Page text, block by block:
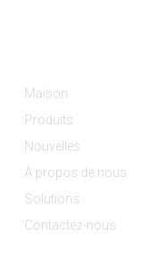
Maison
Produits
Nouvelles
À propos de nous
Solutions
Contactez-nous